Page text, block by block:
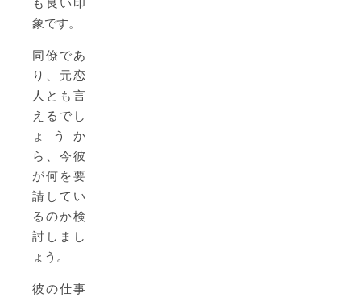
象です。
同僚であ
り、元恋
人とも言
えるでし
ょうか
ら、今彼
が何を要
請してい
るのか検
討しまし
ょう。
彼の仕事